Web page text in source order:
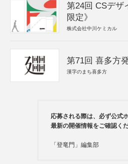
第24回 CSデザ
限定》
株式会社中川ケミカル
第71回 喜多方
漢字のまち喜多方
応募される際は、必ず公式
最新の開催情報をご確認くだ
「登竜門」編集部